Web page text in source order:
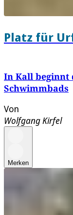
Platz für
In Kall beginnt
Schwimmbads
Von
Wolfgang Kirfel
Merken